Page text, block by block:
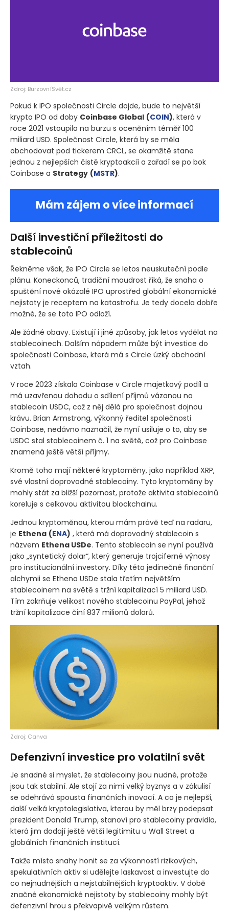
Zdroj: BurzovníSvět.cz
Pokud k IPO společnosti Circle dojde, bude to největší
krypto IPO od doby Coinbase Global (COIN), která v
roce 2021 vstoupila na burzu s oceněním téměř 100
miliard USD. Společnost Circle, která by se měla
obchodovat pod tickerem CRCL, se okamžitě stane
jednou z nejlepších čistě kryptoakcií a zařadí se po bok
Coinbase a Strategy (MSTR).
Mám zájem o více informací
Další investiční příležitosti do
stablecoinů
Řekněme však, že IPO Circle se letos neuskuteční podle
plánu. Koneckonců, tradiční moudrost říká, že snaha o
spuštění nové okázalé IPO uprostřed globální ekonomické
nejistoty je receptem na katastrofu. Je tedy docela dobře
možné, že se toto IPO odloží.
Ale žádné obavy. Existují i jiné způsoby, jak letos vydělat na
stablecoinech. Dalším nápadem může být investice do
společnosti Coinbase, která má s Circle úzký obchodní
vztah.
V roce 2023 získala Coinbase v Circle majetkový podíl a
má uzavřenou dohodu o sdílení příjmů vázanou na
stablecoin USDC, což z něj dělá pro společnost dojnou
krávu. Brian Armstrong, výkonný ředitel společnosti
Coinbase, nedávno naznačil, že nyní usiluje o to, aby se
USDC stal stablecoinem č. 1 na světě, což pro Coinbase
znamená ještě větší příjmy.
Kromě toho mají některé kryptoměny, jako například XRP,
své vlastní doprovodné stablecoiny. Tyto kryptoměny by
mohly stát za bližší pozornost, protože aktivita stablecoinů
koreluje s celkovou aktivitou blockchainu.
Jednou kryptoměnou, kterou mám právě teď na radaru,
je Ethena (ENA) , která má doprovodný stablecoin s
názvem Ethena USDe. Tento stablecoin se nyní používá
jako „syntetický dolar“, který generuje trojciferné výnosy
pro institucionální investory. Díky této jedinečné finanční
alchymii se Ethena USDe stala třetím největším
stablecoinem na světě s tržní kapitalizací 5 miliard USD.
Tím zakrňuje velikost nového stablecoinu PayPal, jehož
tržní kapitalizace činí 837 milionů dolarů.
Zdroj: Canva
Defenzivní investice pro volatilní svět
Je snadné si myslet, že stablecoiny jsou nudné, protože
jsou tak stabilní. Ale stojí za nimi velký byznys a v zákulisí
se odehrává spousta finančních inovací. A co je nejlepší,
další velká kryptolegislativa, kterou by měl brzy podepsat
prezident Donald Trump, stanoví pro stablecoiny pravidla,
která jim dodají ještě větší legitimitu u Wall Street a
globálních finančních institucí.
Takže místo snahy honit se za výkonností rizikových,
spekulativních aktiv si udělejte laskavost a investujte do
co nejnudnějších a nejstabilnějších kryptoaktiv. V době
značné ekonomické nejistoty by stablecoiny mohly být
defenzivní hrou s překvapivě velkým růstem.